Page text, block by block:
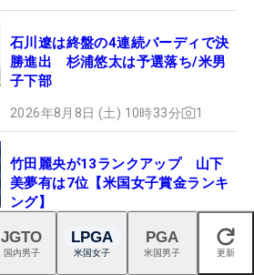
石川遼は終盤の4連続バーディで決
勝進出 杉浦悠太は予選落ち/米男
子下部
2026年8月8日 (土) 10時33分 1
竹田麗央が13ランクアップ 山下
美夢有は7位【米国女子賞金ランキ
ング】
2026年8月4日 (火) 12時00分 閉じる
JGTO
国内男子
LPGA
米国女子
PGA
米国男子 更新